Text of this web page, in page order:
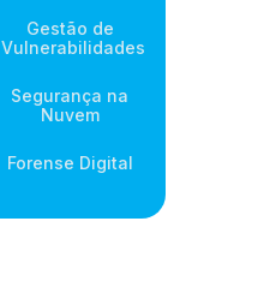
Gestão de
Vulnerabilidades
Segurança na
Nuvem
Forense Digital